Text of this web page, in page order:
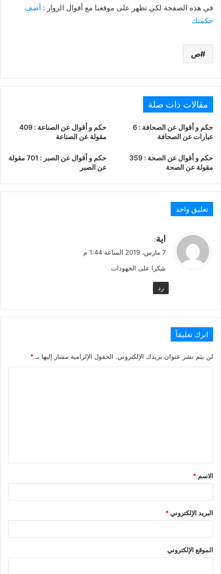
في هذه الصفحة لكي تظهر على موقعنا مع أقوال الزوار : أضف
حكمتك
ص
مقالات ذات صلة
حكم و أقوال عن الصحافة : 6
عبارات عن الصحافة
حكم و أقوال عن الصناعة : 409
مقولة عن الصناعة
حكم و أقوال عن الصحة : 359
مقولة عن الصحة
حكم و أقوال عن الصبر : 701 مقولة
عن الصبر
تعليق واحد
ي
ل
اية:
7 مارس، 2019 الساعة 1:44 م
شكرا على الجهودات
رد
اترك تعليقاً
لن يتم نشر عنوان بريدك الإلكتروني. الحقول الإلزامية مشار إليها بـ *
ق
الاسم *
البريد الإلكتروني*
الموقع الإلكتروني